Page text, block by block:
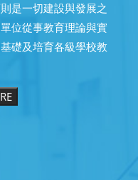
是一切建設與發展之
位從事教育理論與實
礎及培育各級學校教